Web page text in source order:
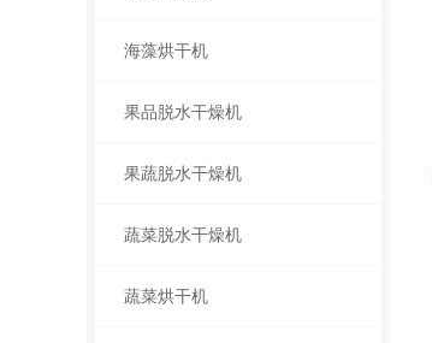
海藻烘干机
果品脱水干燥机
果蔬脱水干燥机
蔬菜脱水干燥机
蔬菜烘干机